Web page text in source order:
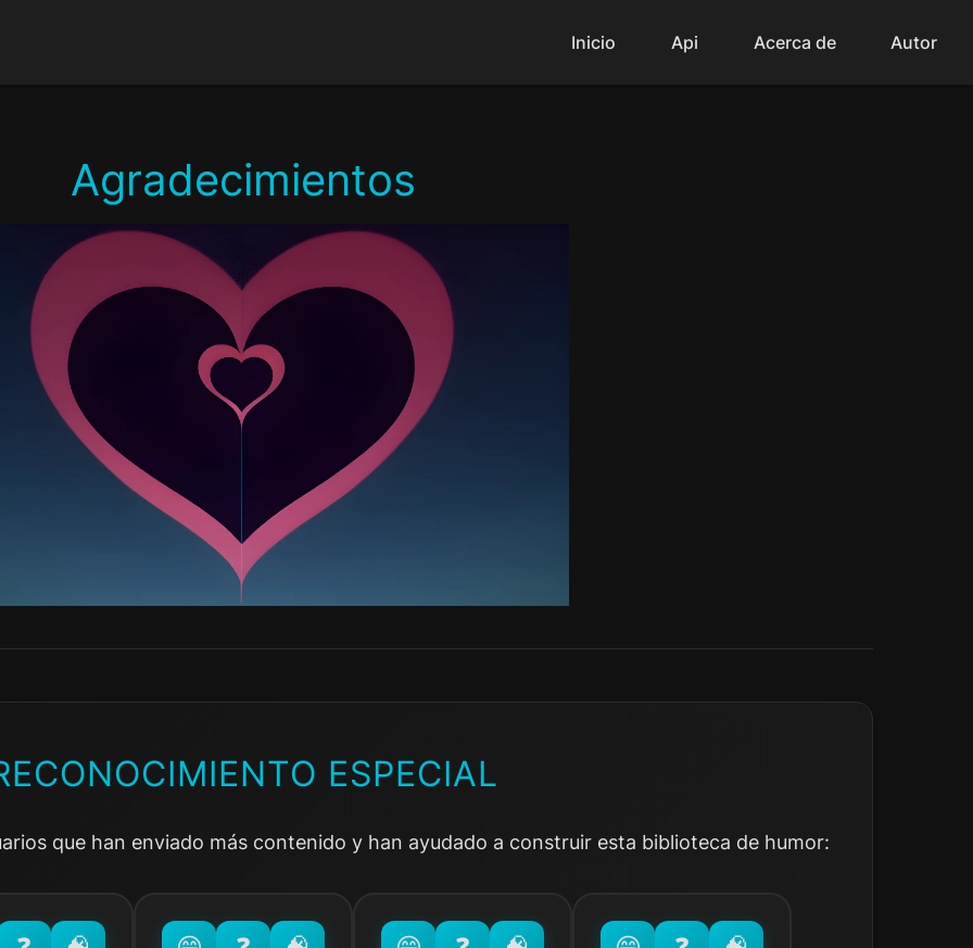
Inicio Api Acerca de Autor
Agradecimientos
ESPECIAL
que han enviado más contenido y han ayudado a construir esta biblioteca de humor: